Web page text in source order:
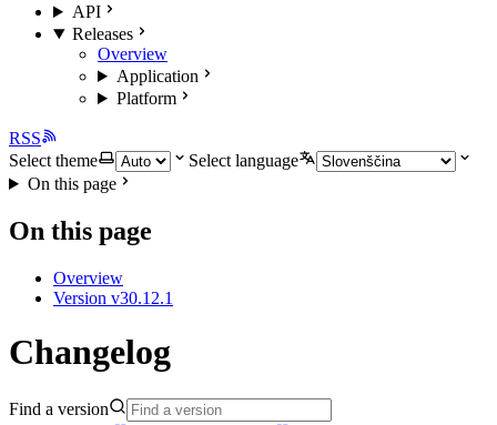
API
Releases
Overview
Application
Platform
RSS
Select theme
Select language
On this page
On this page
Overview
Version v30.12.1
Changelog
Find a version